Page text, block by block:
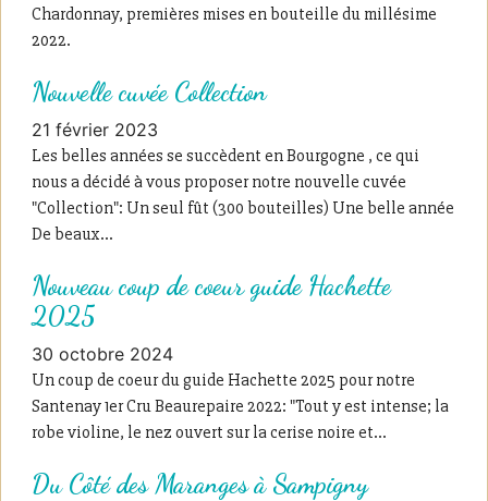
Chardonnay, premières mises en bouteille du millésime
2022.
Nouvelle cuvée Collection
21 février 2023
Les belles années se succèdent en Bourgogne , ce qui
nous a décidé à vous proposer notre nouvelle cuvée
"Collection": Un seul fût (300 bouteilles) Une belle année
De beaux...
Nouveau coup de coeur guide Hachette
2025
30 octobre 2024
Un coup de coeur du guide Hachette 2025 pour notre
Santenay 1er Cru Beaurepaire 2022: "Tout y est intense; la
robe violine, le nez ouvert sur la cerise noire et...
Du Côté des Maranges à Sampigny